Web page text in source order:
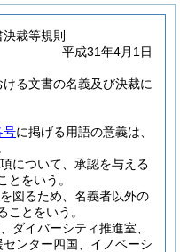
裁等規則
平成31年4月1日
る文書の名義及び決裁に
号に掲げる用語の意義は、
について、承認を与える
とをいう。
図るため、名義者以外の
ことをいう。
イバーシティ推進室、
ンター四国、イノベーシ